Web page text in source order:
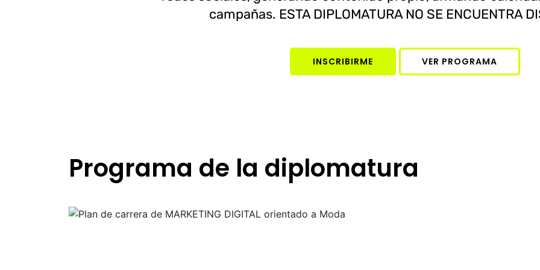
campañas. ESTA DIPLOMATURA NO SE ENCUENTRA
INSCRIBIRME VER PROGRAMA
Programa de la diplomatura